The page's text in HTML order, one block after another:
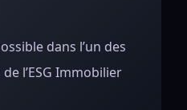
dans l’un des
l’ESG Immobilier